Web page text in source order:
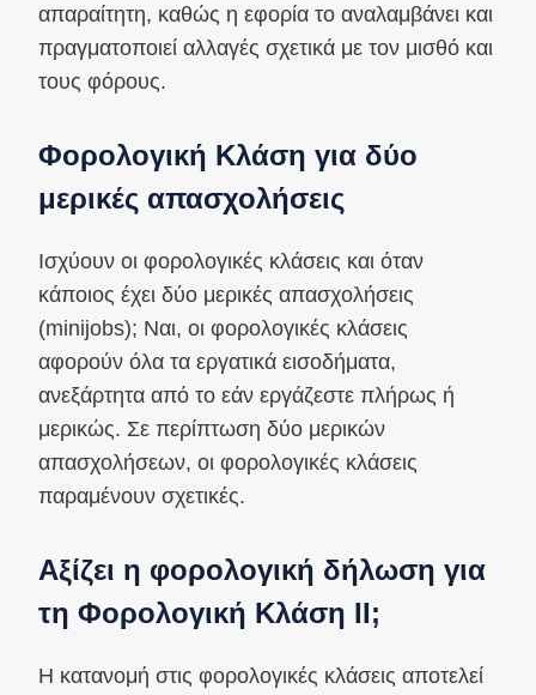
απαραίτητη, καθώς η εφορία το αναλαμβάνει και
πραγματοποιεί αλλαγές σχετικά με τον μισθό και
τους φόρους.
Φορολογική Κλάση για δύο
μερικές απασχολήσεις
Ισχύουν οι φορολογικές κλάσεις και όταν
κάποιος έχει δύο μερικές απασχολήσεις
(minijobs); Ναι, οι φορολογικές κλάσεις
αφορούν όλα τα εργατικά εισοδήματα,
ανεξάρτητα από το εάν εργάζεστε πλήρως ή
μερικώς. Σε περίπτωση δύο μερικών
απασχολήσεων, οι φορολογικές κλάσεις
παραμένουν σχετικές.
Αξίζει η φορολογική δήλωση για
τη Φορολογική Κλάση II;
Η κατανομή στις φορολογικές κλάσεις αποτελεί